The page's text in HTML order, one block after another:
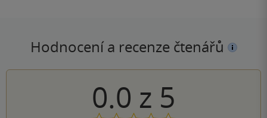
Hodnocení a recenze čtenářů
0.0 z 5